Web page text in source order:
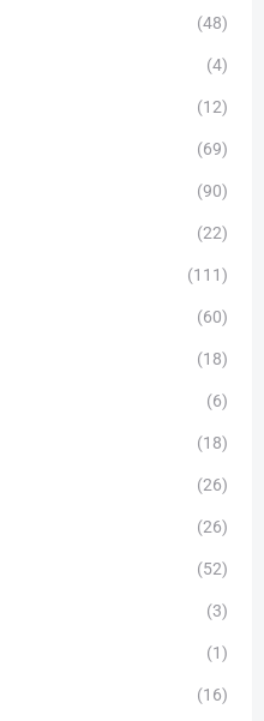
(48)
(4)
(12)
(69)
(90)
(22)
(111)
(60)
(18)
(6)
(18)
(26)
(26)
(52)
(3)
(1)
(16)